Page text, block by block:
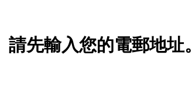
新增/刪除選項
請先輸入您的電郵地址。